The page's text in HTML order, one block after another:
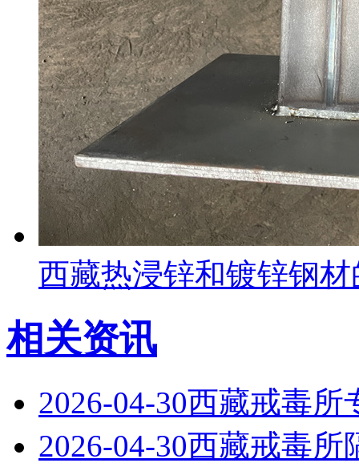
西藏热浸锌和镀锌钢
相关资讯
2026-04-30西藏戒毒所
2026-04-30西藏戒毒所